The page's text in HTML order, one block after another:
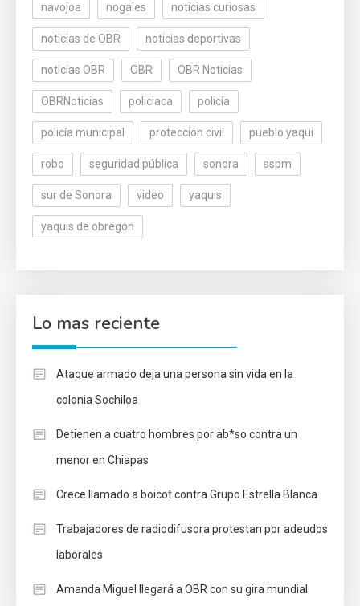
navojoa nogales noticias curiosas
noticias de OBR noticias deportivas
noticias OBR OBR OBR Noticias
OBRNoticias policiaca policía
policía municipal protección civil pueblo yaqui
robo seguridad pública sonora sspm
sur de Sonora video yaquis
yaquis de obregón
Lo mas reciente
Ataque armado deja una persona sin vida en la
colonia Sochiloa
Detienen a cuatro hombres por ab*so contra un
menor en Chiapas
Crece llamado a boicot contra Grupo Estrella Blanca
Trabajadores de radiodifusora protestan por adeudos
laborales
Amanda Miguel llegará a OBR con su gira mundial